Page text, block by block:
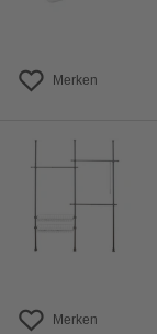
Merken
Merken